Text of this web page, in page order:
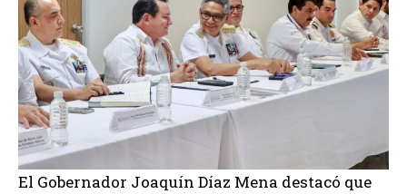
El Gobernador Joaquín Díaz Mena destacó que